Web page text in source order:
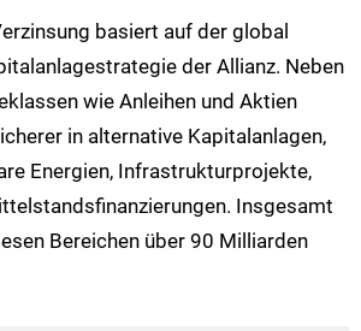
basiert auf der global
der Allianz. Neben
wie Anleihen und Aktien
in alternative Kapitalanlagen,
Energien, Infrastrukturprojekte,
Insgesamt
Bereichen über 90 Milliarden